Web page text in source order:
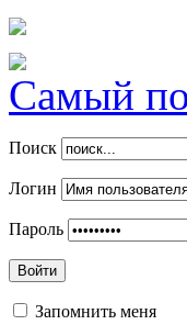
Самый
Поиск
Логин
Пароль
Войти
Запомнить меня